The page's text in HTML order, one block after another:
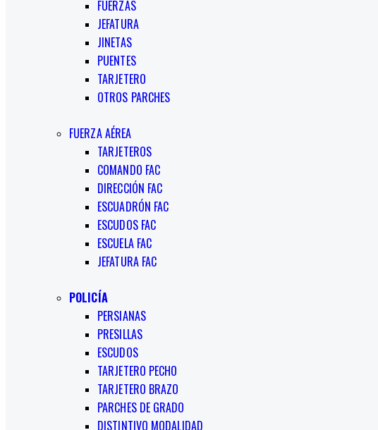
FUERZAS
JEFATURA
JINETAS
PUENTES
TARJETERO
OTROS PARCHES
FUERZA AÉREA
TARJETEROS
COMANDO FAC
DIRECCIÓN FAC
ESCUADRÓN FAC
ESCUDOS FAC
ESCUELA FAC
JEFATURA FAC
POLICÍA
PERSIANAS
PRESILLAS
ESCUDOS
TARJETERO PECHO
TARJETERO BRAZO
PARCHES DE GRADO
DISTINTIVO MODALIDAD